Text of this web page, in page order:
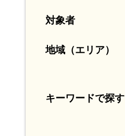
対象者
地域（エリア）
キーワードで探す